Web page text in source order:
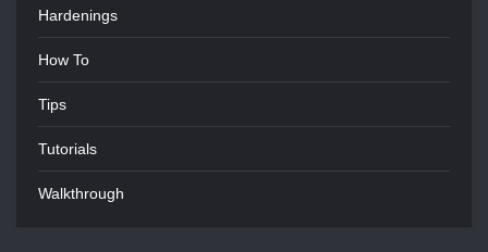
Hardenings
How To
Tips
Tutorials
Walkthrough